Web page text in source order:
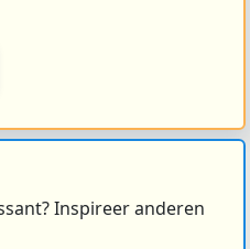
Inspireer anderen